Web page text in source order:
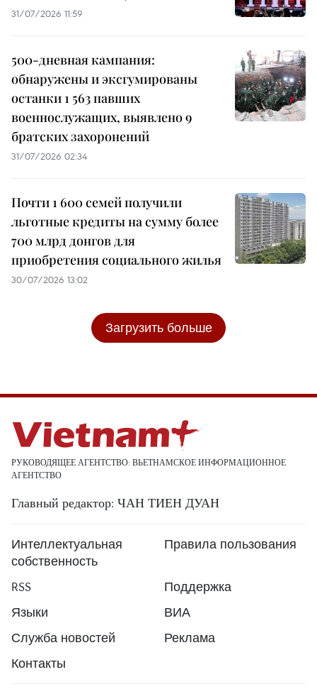
31/07/2026 11:59
500-дневная кампания:
обнаружены и эксгумированы
останки 1 563 павших
военнослужащих, выявлено 9
братских захоронений
31/07/2026 02:34
Почти 1 600 семей получили
льготные кредиты на сумму более
700 млрд донгов для
приобретения социального жилья
30/07/2026 13:02
Загрузить больше
РУКОВОДЯЩЕЕ АГЕНТСТВО: ВЬЕТНАМСКОЕ ИНФОРМАЦИОННОЕ
АГЕНТСТВО
Главный редактор: ЧАН ТИЕН ДУАН
Интеллектуальная
собственность
Правила пользования
RSS
Поддержка
Языки
ВИА
Служба новостей
Реклама
Контакты